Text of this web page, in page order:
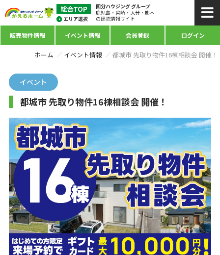
国分ハウジング グループ
鹿児島・宮崎・大分・熊本
の建売情報サイト
販売物件情報 イベント情報 会員登録 ログイン
ホーム イベント情報 都城市 先取り物件16棟相談会 開催！
イベント
都城市 先取り物件16棟相談会 開催！